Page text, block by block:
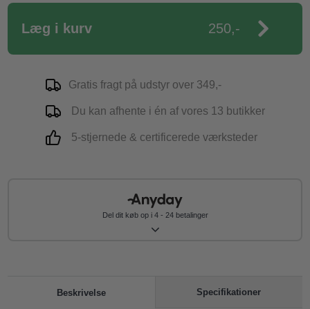
Læg i kurv 250,-
Gratis fragt på udstyr over 349,-
Du kan afhente i én af vores 13 butikker
5-stjernede & certificerede værksteder
Del dit køb op i 4 - 24 betalinger
Beskrivelse Specifikationer